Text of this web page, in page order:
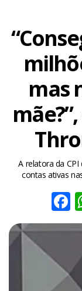
mas
A relatora da
contas ativas